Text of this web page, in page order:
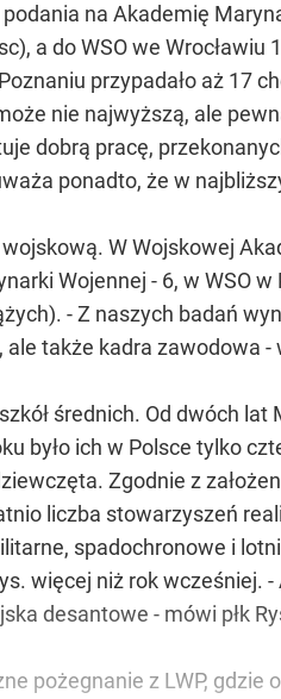
na Akademię
a do WSO we
przypadało aż 17
nie najwyższą, ale
dobrą pracę,
ponadto, że w
W Wojskowej
Wojennej - 6, w WSO
- Z naszych badań
także kadra zawodowa
średnich. Od dwóch
było ich w Polsce tylko
Zgodnie z
liczba stowarzyszeń
spadochronowe i
więcej niż rok
desantowe - mówi płk
pożegnanie z LWP, gdzie